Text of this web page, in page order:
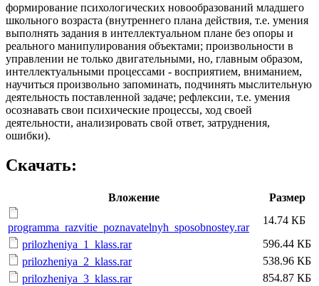
формирование психологических новообразований младшего
школьного возраста (внутреннего плана дей­ствия, т.е. умения
выполнять задания в интеллекту­альном плане без опоры и
реального манипулирования объектами; произвольности в
управлении не только двигательными, но, главным образом,
интеллектуаль­ными процессами - восприятием, вниманием,
научить­ся произвольно запоминать, подчинять мыслительную
деятельность поставленной задаче; рефлексии, т.е. уме­ния
осознавать свои психические процессы, ход своей
деятельности, анализировать свой ответ, затруднения,
ошибки).
Скачать:
Вложение Размер
programma_razvitie_poznavatelnyh_sposobnostey.rar
14.74 КБ
prilozheniya_1_klass.rar
596.44 КБ
prilozheniya_2_klass.rar
538.96 КБ
prilozheniya_3_klass.rar
854.87 КБ